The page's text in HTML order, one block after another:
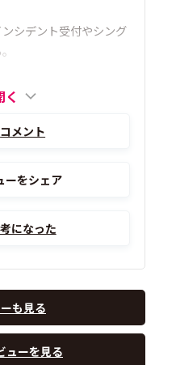
シデント受付やシング
コメント
ーをシェア
になった
も見る
ューを見る